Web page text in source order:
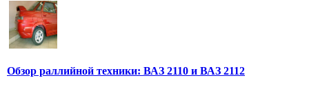
Обзор раллийной техники: ВАЗ 2110 и ВАЗ 2112